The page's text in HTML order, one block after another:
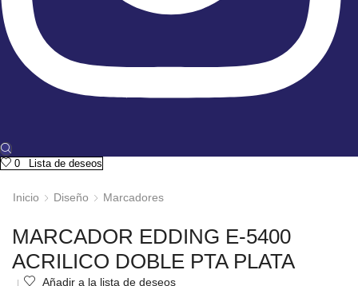
0 Lista de deseos
Inicio Diseño Marcadores
MARCADOR EDDING E-5400
ACRILICO DOBLE PTA PLATA
Añadir a la lista de deseos